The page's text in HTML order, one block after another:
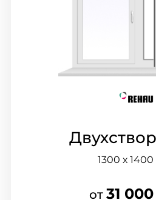
1300 х 1400
от 31 000